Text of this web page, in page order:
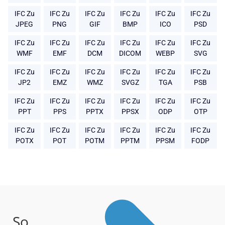
IFC Zu
JPEG
IFC Zu
PNG
IFC Zu
GIF
IFC Zu
BMP
IFC Zu
ICO
IFC Zu
PSD
IFC Zu
WMF
IFC Zu
EMF
IFC Zu
DCM
IFC Zu
DICOM
IFC Zu
WEBP
IFC Zu
SVG
IFC Zu
JP2
IFC Zu
EMZ
IFC Zu
WMZ
IFC Zu
SVGZ
IFC Zu
TGA
IFC Zu
PSB
IFC Zu
PPT
IFC Zu
PPS
IFC Zu
PPTX
IFC Zu
PPSX
IFC Zu
ODP
IFC Zu
OTP
IFC Zu
POTX
IFC Zu
POT
IFC Zu
POTM
IFC Zu
PPTM
IFC Zu
PPSM
IFC Zu
FODP